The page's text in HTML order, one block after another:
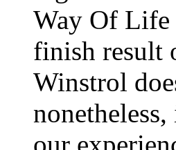
Way Of Life
finish result
Winstrol